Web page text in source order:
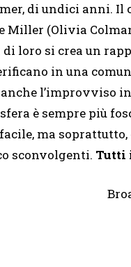
di undici anni. Il
Miller (Olivia
loro si crea un
in una
l’improvviso
è sempre più
ma
sconvolgenti. Tutti